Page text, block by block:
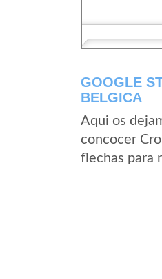
GOOGLE
BELGICA
Aqui os
concocer
flechas para